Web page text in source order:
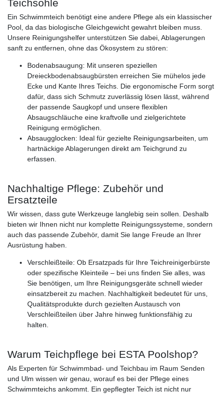
Teichsohle
Ein Schwimmteich benötigt eine andere Pflege als ein klassischer
Pool, da das biologische Gleichgewicht gewahrt bleiben muss.
Unsere Reinigungshelfer unterstützen Sie dabei, Ablagerungen
sanft zu entfernen, ohne das Ökosystem zu stören:
Bodenabsaugung: Mit unseren speziellen
Dreieckbodenabsaugbürsten erreichen Sie mühelos jede
Ecke und Kante Ihres Teichs. Die ergonomische Form sorgt
dafür, dass sich Schmutz zuverlässig lösen lässt, während
der passende Saugkopf und unsere flexiblen
Absaugschläuche eine kraftvolle und zielgerichtete
Reinigung ermöglichen.
Absaugglocken: Ideal für gezielte Reinigungsarbeiten, um
hartnäckige Ablagerungen direkt am Teichgrund zu
erfassen.
Nachhaltige Pflege: Zubehör und
Ersatzteile
Wir wissen, dass gute Werkzeuge langlebig sein sollen. Deshalb
bieten wir Ihnen nicht nur komplette Reinigungssysteme, sondern
auch das passende Zubehör, damit Sie lange Freude an Ihrer
Ausrüstung haben.
Verschleißteile: Ob Ersatzpads für Ihre Teichreinigerbürste
oder spezifische Kleinteile – bei uns finden Sie alles, was
Sie benötigen, um Ihre Reinigungsgeräte schnell wieder
einsatzbereit zu machen. Nachhaltigkeit bedeutet für uns,
Qualitätsprodukte durch gezielten Austausch von
Verschleißteilen über Jahre hinweg funktionsfähig zu
halten.
Warum Teichpflege bei ESTA Poolshop?
Als Experten für Schwimmbad- und Teichbau im Raum Senden
und Ulm wissen wir genau, worauf es bei der Pflege eines
Schwimmteichs ankommt. Ein gepflegter Teich ist nicht nur